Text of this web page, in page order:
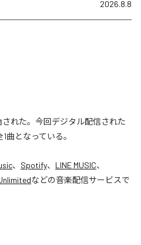
2026.8.8
された。今回デジタル配信された
曲となっている。
、 Spotify、 LINE MUSIC、
などの音楽配信サービスで